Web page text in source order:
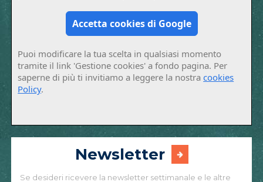
Accetta cookies di Google
Puoi modificare la tua scelta in qualsiasi momento
tramite il link 'Gestione cookies' a fondo pagina. Per
saperne di più ti invitiamo a leggere la nostracookies
Policy.
Newsletter
Se desideri ricevere la newsletter settimanale e le altre